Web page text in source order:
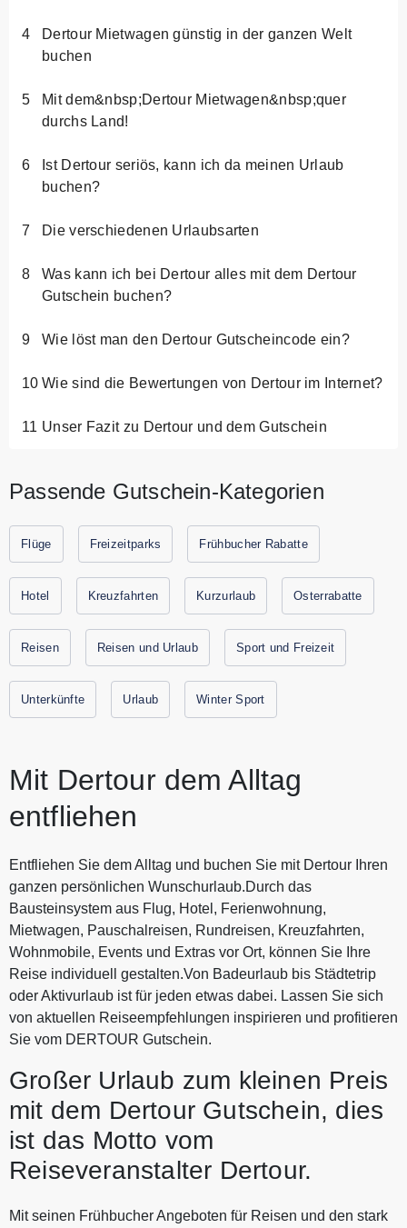
Dertour Mietwagen günstig in der ganzen Welt
buchen
Mit dem&nbsp;Dertour Mietwagen&nbsp;quer
durchs Land!
Ist Dertour seriös, kann ich da meinen Urlaub
buchen?
Die verschiedenen Urlaubsarten
Was kann ich bei Dertour alles mit dem Dertour
Gutschein buchen?
Wie löst man den Dertour Gutscheincode ein?
Wie sind die Bewertungen von Dertour im Internet?
Unser Fazit zu Dertour und dem Gutschein
Passende Gutschein-Kategorien
Flüge Freizeitparks Frühbucher Rabatte
Hotel Kreuzfahrten Kurzurlaub Osterrabatte
Reisen Reisen und Urlaub Sport und Freizeit
Unterkünfte Urlaub Winter Sport
Mit Dertour dem Alltag
entfliehen
Entfliehen Sie dem Alltag und buchen Sie mit Dertour Ihren
ganzen persönlichen Wunschurlaub.Durch das
Bausteinsystem aus Flug, Hotel, Ferienwohnung,
Mietwagen, Pauschalreisen, Rundreisen, Kreuzfahrten,
Wohnmobile, Events und Extras vor Ort, können Sie Ihre
Reise individuell gestalten.Von Badeurlaub bis Städtetrip
oder Aktivurlaub ist für jeden etwas dabei. Lassen Sie sich
von aktuellen Reiseempfehlungen inspirieren und profitieren
Sie vom DERTOUR Gutschein.
Großer Urlaub zum kleinen Preis
mit dem Dertour Gutschein, dies
ist das Motto vom
Reiseveranstalter Dertour.
Mit seinen Frühbucher Angeboten für Reisen und den stark